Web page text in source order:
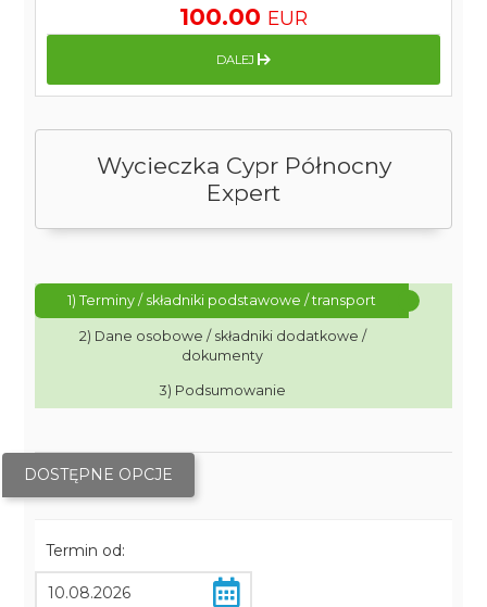
Wycieczka Cypr Północny
Expert
1) Terminy / składniki podstawowe / transport
2) Dane osobowe / składniki dodatkowe /
dokumenty
3) Podsumowanie
DOSTĘPNE OPCJE
Termin od:
100.00 EUR
DALEJ